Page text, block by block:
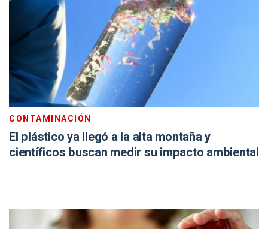
CONTAMINACIÓN
El plástico ya llegó a la alta montaña y
científicos buscan medir su impacto ambiental